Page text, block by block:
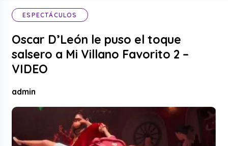
ESPECTÁCULOS
Oscar D’León le puso el toque
salsero a Mi Villano Favorito 2 –
VIDEO
admin